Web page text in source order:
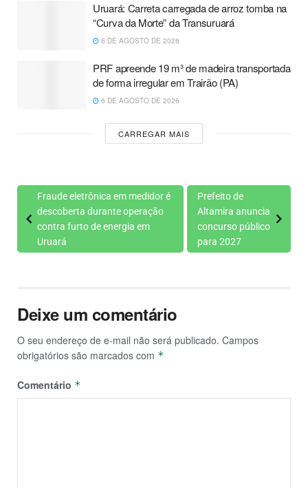
Uruará: Carreta carregada de arroz tomba na
“Curva da Morte” da Transuruará
6 DE AGOSTO DE 2026
PRF apreende 19 m³ de madeira transportada
de forma irregular em Trairão (PA)
6 DE AGOSTO DE 2026
CARREGAR MAIS
Fraude eletrônica em medidor é
descoberta durante operação
contra furto de energia em
Uruará
Prefeito de
Altamira anuncia
concurso público
para 2027
Deixe um comentário
O seu endereço de e-mail não será publicado. Campos
obrigatórios são marcados com *
Comentário *